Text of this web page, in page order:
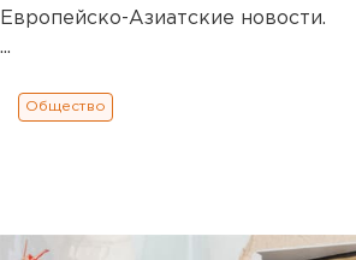
Европейско-Азиатские новости.
...
Общество